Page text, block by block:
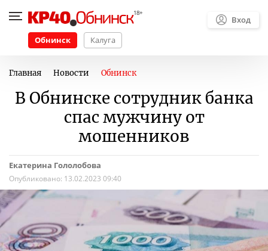
Обнинск Калуга
Вход
Главная Новости Обнинск
В Обнинске сотрудник банка
спас мужчину от
мошенников
Екатерина Гололобова
Опубликовано: 13.02.2023 09:40